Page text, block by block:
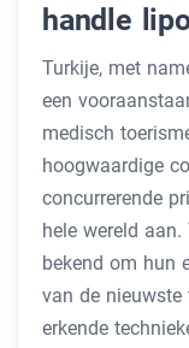
handle
Turkije, met
een
medisch
hoogwaardige
concurrerende
hele wereld
bekend om hun
van de nieuwste
erkende